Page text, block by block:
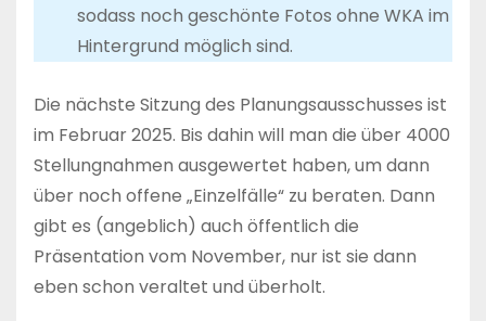
sodass noch geschönte Fotos ohne WKA im
Hintergrund möglich sind.
Die nächste Sitzung des Planungsausschusses ist
im Februar 2025. Bis dahin will man die über 4000
Stellungnahmen ausgewertet haben, um dann
über noch offene „Einzelfälle“ zu beraten. Dann
gibt es (angeblich) auch öffentlich die
Präsentation vom November, nur ist sie dann
eben schon veraltet und überholt.